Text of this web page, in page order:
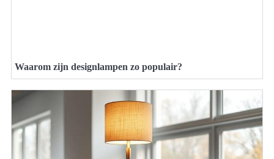
Waarom zijn designlampen zo populair?